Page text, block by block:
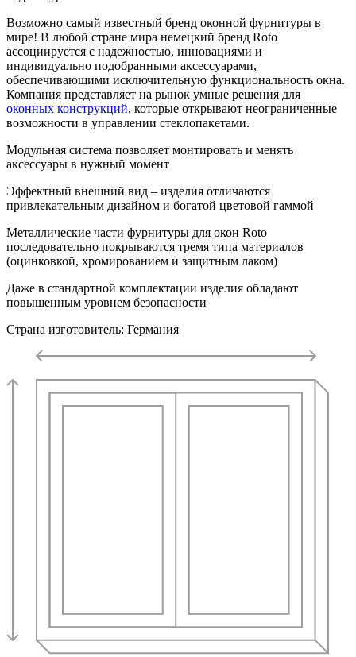
Возможно самый известный бренд оконной фурнитуры в
мире! В любой стране мира немецкий бренд Roto
ассоциируется с надежностью, инновациями и
индивидуально подобранными аксессуарами,
обеспечивающими исключительную функциональность окна.
Компания представляет на рынок умные решения для
оконных конструкций, которые открывают неограниченные
возможности в управлении стеклопакетами.
Модульная система позволяет монтировать и менять
аксессуары в нужный момент
Эффектный внешний вид – изделия отличаются
привлекательным дизайном и богатой цветовой гаммой
Металлические части фурнитуры для окон Roto
последовательно покрываются тремя типа материалов
(оцинковкой, хромированием и защитным лаком)
Даже в стандартной комплектации изделия обладают
повышенным уровнем безопасности
Страна изготовитель: Германия